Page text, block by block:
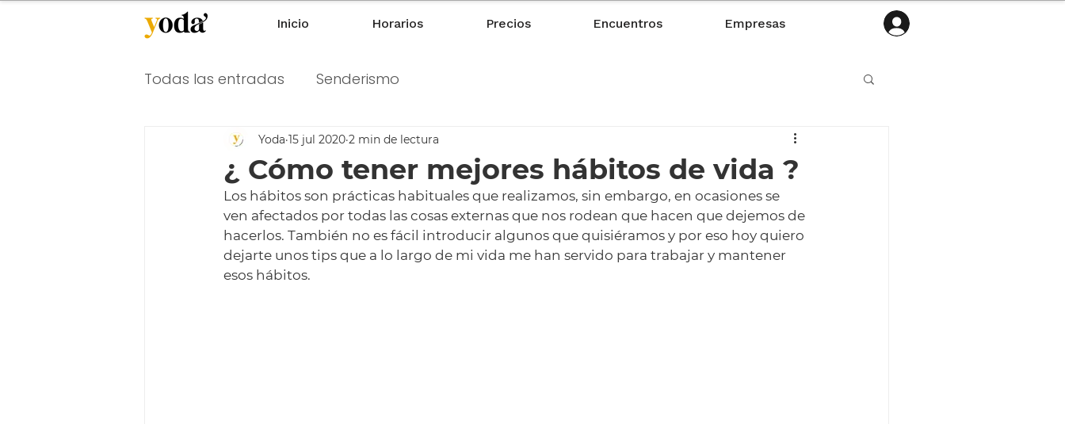
Inicio Horarios Precios Encuentros Empresas
Todas las entradas Senderismo
¿ Cómo tener mejores hábitos de vida ?
Yoda 15 jul 2020 2 min de lectura
Los hábitos son prácticas habituales que realizamos, sin embargo, en ocasiones se
ven afectados por todas las cosas externas que nos rodean que hacen que dejemos de
hacerlos. También no es fácil introducir algunos que quisiéramos y por eso hoy quiero
dejarte unos tips que a lo largo de mi vida me han servido para trabajar y mantener
esos hábitos.